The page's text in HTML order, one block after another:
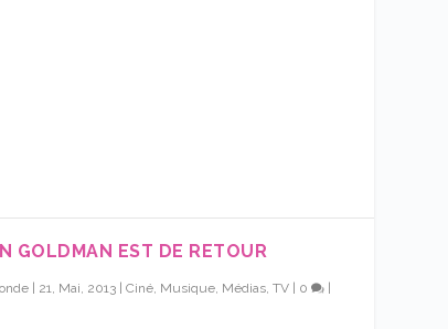
GOLDMAN EST DE RETOUR
21, Mai, 2013 |Ciné, Musique, Médias, TV 0